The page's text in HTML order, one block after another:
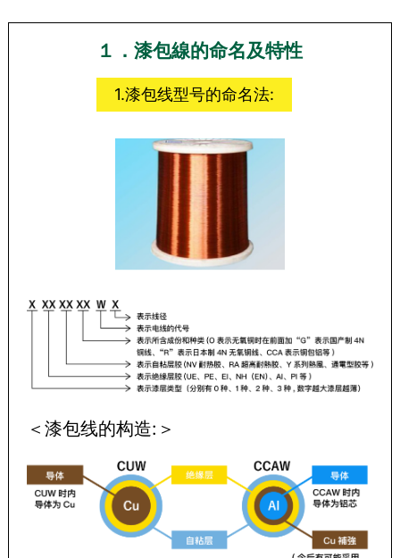
１．漆包線的命名及特性
1.漆包线型号的命名法:
＜漆包线的构造:＞